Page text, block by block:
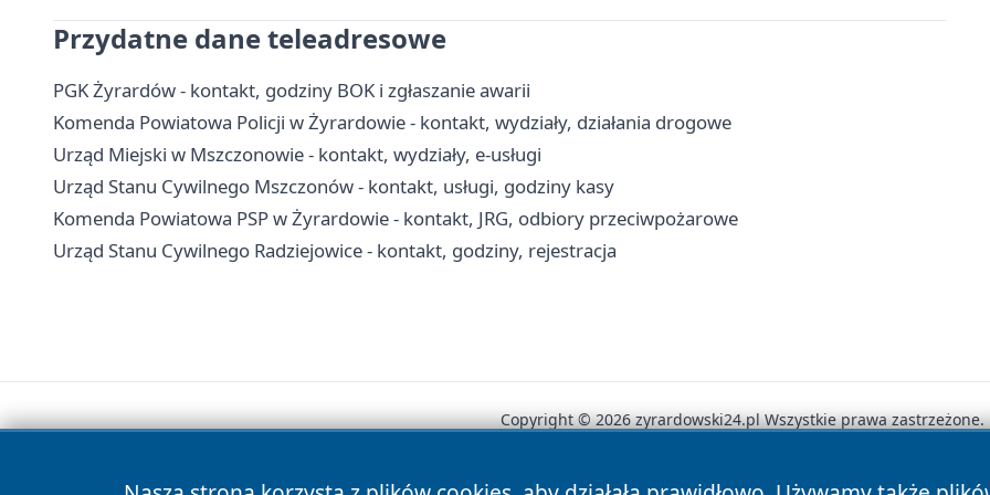
Przydatne dane teleadresowe
PGK Żyrardów - kontakt, godziny BOK i zgłaszanie awarii
Komenda Powiatowa Policji w Żyrardowie - kontakt, wydziały, działania drogowe
Urząd Miejski w Mszczonowie - kontakt, wydziały, e-usługi
Urząd Stanu Cywilnego Mszczonów - kontakt, usługi, godziny kasy
Komenda Powiatowa PSP w Żyrardowie - kontakt, JRG, odbiory przeciwpożarowe
Urząd Stanu Cywilnego Radziejowice - kontakt, godziny, rejestracja
Copyright © 2026 zyrardowski24.pl Wszystkie prawa zastrzeżone.